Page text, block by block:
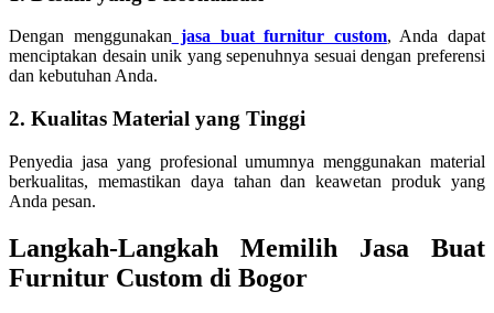
Dengan menggunakanjasa buat furnitur custom, Anda dapat
menciptakan desain unik yang sepenuhnya sesuai dengan preferensi
dan kebutuhan Anda.
2. Kualitas Material yang Tinggi
Penyedia jasa yang profesional umumnya menggunakan material
berkualitas, memastikan daya tahan dan keawetan produk yang
Anda pesan.
Langkah-Langkah Memilih Jasa Buat
Furnitur Custom di Bogor